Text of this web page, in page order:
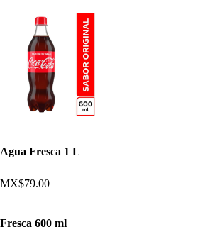
Agua Fresca 1 L
MX$79.00
Fresca 600 ml